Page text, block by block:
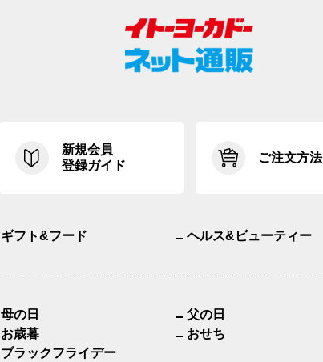
新規会員
登録ガイド
ご注文方法
ギフト&フード ヘルス&ビューティー
母の日 父の日
お歳暮
おせち
ブラックフライデー